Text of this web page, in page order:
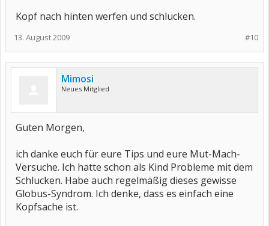
Kopf nach hinten werfen und schlucken.
#10
13. August 2009
Mimosi
Neues Mitglied
Guten Morgen,
ich danke euch für eure Tips und eure Mut-Mach-
Versuche. Ich hatte schon als Kind Probleme mit dem
Schlucken. Habe auch regelmäßig dieses gewisse
Globus-Syndrom. Ich denke, dass es einfach eine
Kopfsache ist.